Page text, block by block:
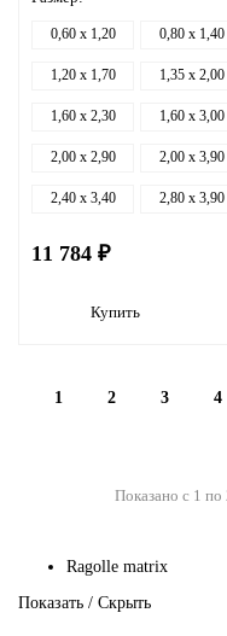
0,60 x 1,20 0,80 x 1,40
1,20 x 1,70 1,35 x 2,00
1,60 x 2,30 1,60 x 3,00
2,00 x 2,90 2,00 x 3,90
2,40 x 3,40 2,80 x 3,90
11 784 ₽
Купить
1 2 3 4
Показано с 1 по
Ragolle matrix
Показать / Скрыть